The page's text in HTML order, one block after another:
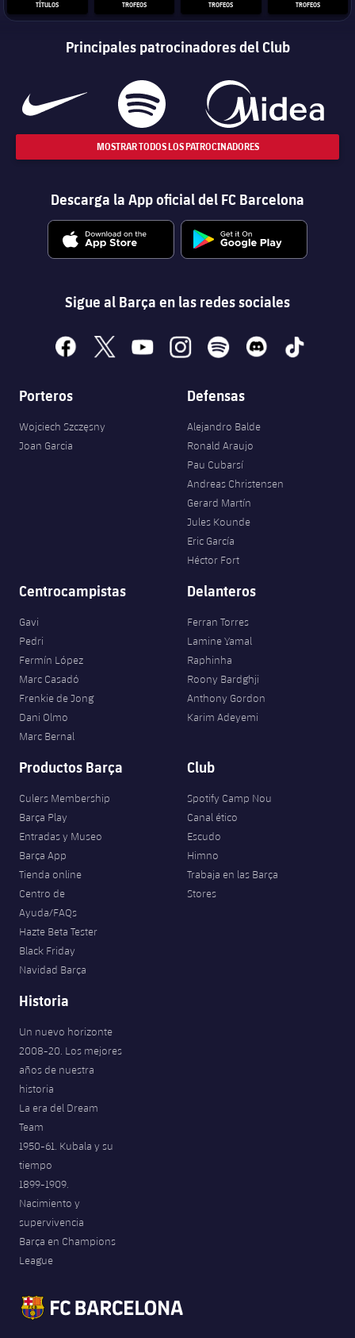
TÍTULOS TROFEOS TROFEOS TROFEOS
Principales patrocinadores del Club
MOSTRAR TODOS LOS PATROCINADORES
Descarga la App oficial del FC Barcelona
Sigue al Barça en las redes sociales
facebook
x youtubeinstagramspotify discord tiktok
Porteros
Wojciech Szczęsny
Joan Garcia
Defensas
Alejandro Balde
Ronald Araujo
Pau Cubarsí
Andreas Christensen
Gerard Martín
Jules Kounde
Eric García
Héctor Fort
Centrocampistas
Gavi
Pedri
Fermín López
Marc Casadó
Frenkie de Jong
Dani Olmo
Marc Bernal
Delanteros
Ferran Torres
Lamine Yamal
Raphinha
Roony Bardghji
Anthony Gordon
Karim Adeyemi
Productos Barça
Culers Membership
Barça Play
Entradas y Museo
Barça App
Tienda online
Centro de
Ayuda/FAQs
Hazte Beta Tester
Black Friday
Navidad Barça
Club
Spotify Camp Nou
Canal ético
Escudo
Himno
Trabaja en las Barça
Stores
Historia
Un nuevo horizonte
2008-20. Los mejores
años de nuestra
historia
La era del Dream
Team
1950-61. Kubala y su
tiempo
1899-1909.
Nacimiento y
supervivencia
Barça en Champions
League